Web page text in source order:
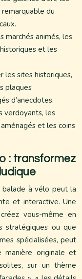
du
marchés animés, les
et les
les sites historiques,
plaques
d’anecdotes.
verdoyants, les
et les coins
: transformez
à vélo peut la
et interactive. Une
vous-même en
stratégiques ou que
spécialisées, peut
originale et
sur un thème